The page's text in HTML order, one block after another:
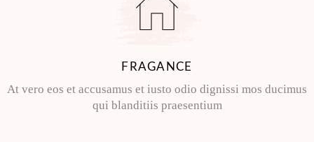
FRAGANCE
At vero eos et accusamus et iusto odio dignissi mos ducimus
qui blanditiis praesentium